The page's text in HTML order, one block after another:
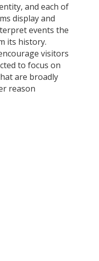
and each of
display and
events the
its history.
visitors
to focus on
are broadly
reason